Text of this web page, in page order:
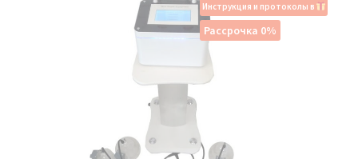
Инструкция и протоколы в
Рассрочка 0%